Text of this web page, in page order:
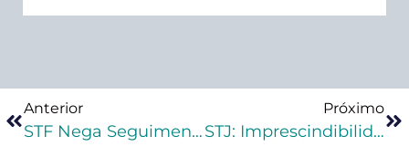
Anterior
STF Nega Seguimento Ao HC Do Ex-Vereador Jairinho Do Caso Henry
Próximo
STJ: Imprescindibilidade Da Audiência De Justificação Por Falta Grave Que Conduza A Regressão Definitiva De Regime